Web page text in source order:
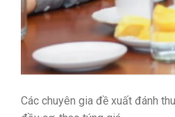
Các chuyên gia đề xuất đánh